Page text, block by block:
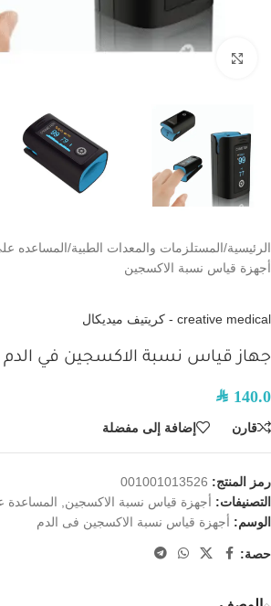
الرئيسية/المستلزمات والمعدات الطبية/المساعده
أجهزة قياس نسبة الاكسجين
creative medical - كريتيف ميديكال
جهاز قياس نسبة الاكسجين في الدم PC-60B1
SAR 140.0
قارن إضافة إلى مفضلة
رمز المنتج: 001001013526
التصنيفات: أجهزة قياس نسبة الاكسجين,
الوسم: أجهزة قياس نسبة الاكسجين فى الدم
حصة: